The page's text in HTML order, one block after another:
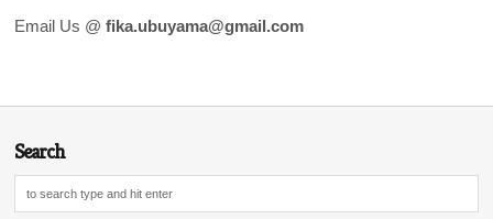
Email Us @fika.ubuyama@gmail.com
Search